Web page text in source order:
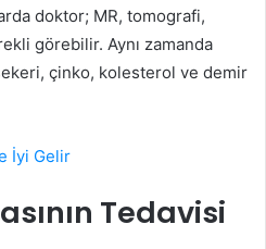
doktor; MR, tomografi,
görebilir. Aynı zamanda
çinko, kolesterol ve demir
İyi Gelir
Tedavisi